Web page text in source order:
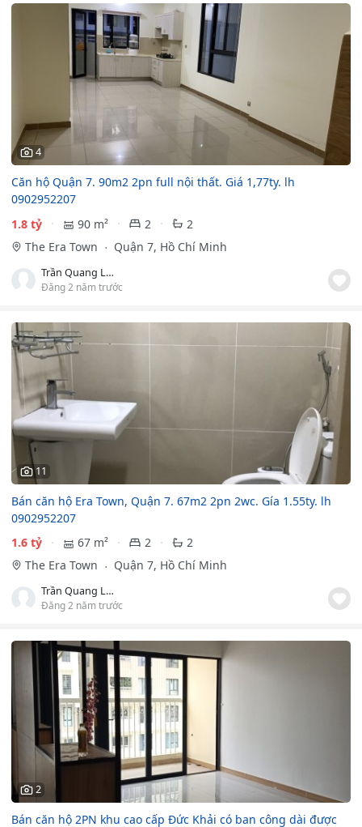
4
Căn hộ Quận 7. 90m2 2pn full nội thất. Giá 1,77ty. lh
0902952207
1.8 tỷ
90 m² 2
2
The Era Town
Quận 7, Hồ Chí Minh
Trần Quang Long
Đăng 2 năm trước
11
Bán căn hộ Era Town, Quận 7. 67m2 2pn 2wc. Gía 1.55ty. lh
0902952207
1.6 tỷ
67 m² 2
2
The Era Town
Quận 7, Hồ Chí Minh
Trần Quang Long
Đăng 2 năm trước
2
Bán căn hộ 2PN khu cao cấp Đức Khải có ban công dài được